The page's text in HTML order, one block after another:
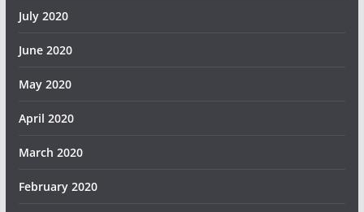
July 2020
June 2020
May 2020
April 2020
March 2020
February 2020